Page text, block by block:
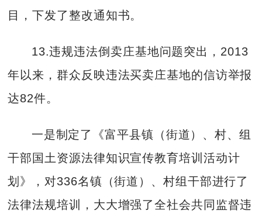
目，下发了整改通知书。
13.违规违法倒卖庄基地问题突出，2013
年以来，群众反映违法买卖庄基地的信访举报
达82件。
一是制定了《富平县镇（街道）、村、组
干部国土资源法律知识宣传教育培训活动计
划》，对336名镇（街道）、村组干部进行了
法律法规培训，大大增强了全社会共同监督违